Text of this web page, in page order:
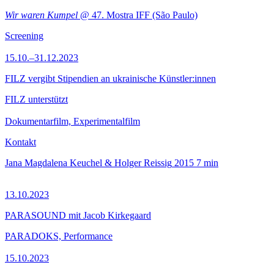
Wir waren Kumpel @ 47. Mostra IFF (São Paulo)
Screening
15.10.–31.12.2023
FILZ vergibt Stipendien an ukrainische Künstler:innen
FILZ unterstützt
Dokumentarfilm, Experimentalfilm
Kontakt
Jana Magdalena Keuchel & Holger Reissig 2015 7 min
13.10.2023
PARASOUND mit Jacob Kirkegaard
PARADOKS, Performance
15.10.2023